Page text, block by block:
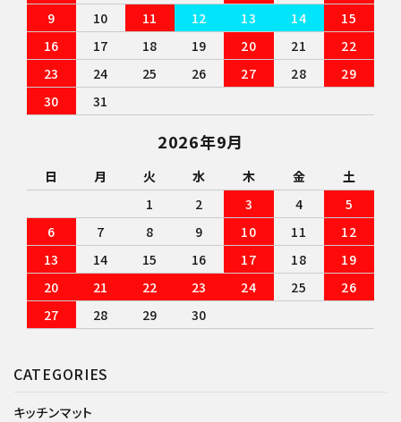
CATEGORIES
キッチンマット
9
10 11 12 13 14
15
16
17 18 19 20 21
22
23
24 25 26 27 28
29
30
31
2026年9月
日 月 火 水 木 金
土
1
2 3 4
5
6
7 8 9 10 11
12
13
14 15 16 17 18
19
20
21 22 23 24 25
26
27
28 29 30